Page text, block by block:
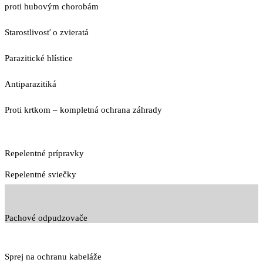
proti hubovým chorobám
Starostlivosť o zvieratá
Parazitické hlístice
Antiparazitiká
Proti krtkom – kompletná ochrana záhrady
Repelentné prípravky
Repelentné sviečky
Pachové odpudzovače
Sprej na ochranu kabeláže